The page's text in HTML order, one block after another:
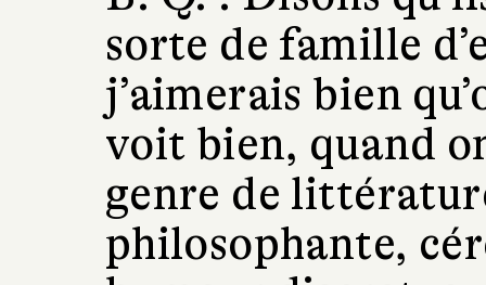
sorte de famille
j’aimerais bien
voit bien, quand
genre de
philosophante,